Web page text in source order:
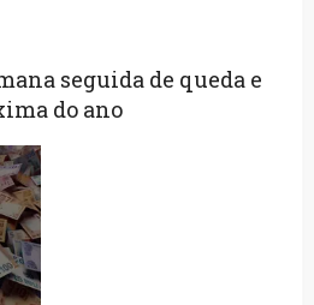
seguida de queda e
do ano